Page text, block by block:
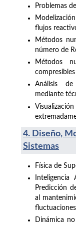
Problemas
flujos
Métodos
número de
Métodos
Análisis
mediante
4. Diseño,
Sistemas
Física de
Predicción
al
fluctuaciones
Dinámica